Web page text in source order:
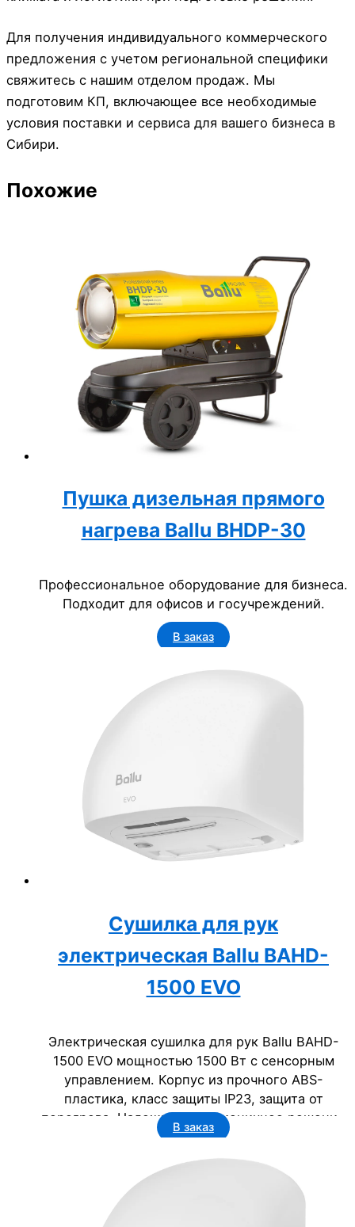
Для получения индивидуального коммерческого
предложения с учетом региональной специфики
свяжитесь с нашим отделом продаж. Мы
подготовим КП, включающее все необходимые
условия поставки и сервиса для вашего бизнеса в
Сибири.
Похожие
Пушка дизельная прямого
нагрева Ballu BHDP-30
Профессиональное оборудование для бизнеса.
Подходит для офисов и госучреждений.
В заказ
Сушилка для рук
электрическая Ballu BAHD-
1500 EVO
Электрическая сушилка для рук Ballu BAHD-
1500 EVO мощностью 1500 Вт с сенсорным
управлением. Корпус из прочного ABS-
пластика, класс защиты IP23, защита от
перегрева. Надежное и гигиеничное решение
для бизнеса: офисов, гостиниц, торговых
центров и госучреждений.
В заказ